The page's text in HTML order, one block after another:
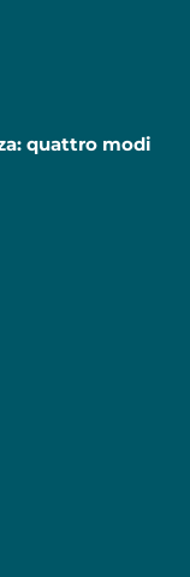
quattro modi